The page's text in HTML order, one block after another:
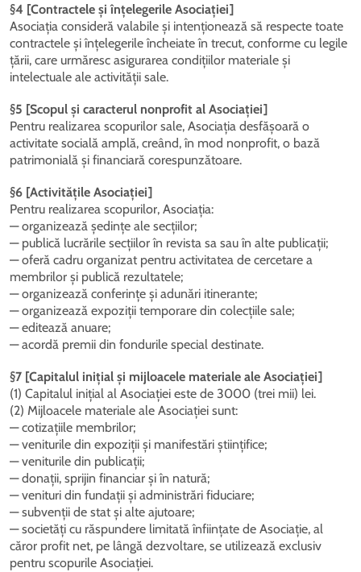
§4 [Contractele și înțelegerile Asociației]
Asociația consideră valabile și intenționează să respecte toate
contractele și înțelegerile încheiate în trecut, conforme cu legile
țării, care urmăresc asigurarea condițiilor materiale și
intelectuale ale activității sale.
§5 [Scopul și caracterul nonprofit al Asociației]
Pentru realizarea scopurilor sale, Asociația desfășoară o
activitate socială amplă, creând, în mod nonprofit, o bază
patrimonială și financiară corespunzătoare.
§6 [Activitățile Asociației]
Pentru realizarea scopurilor, Asociația:
— organizează ședințe ale secțiilor;
— publică lucrările secțiilor în revista sa sau în alte publicații;
— oferă cadru organizat pentru activitatea de cercetare a
membrilor și publică rezultatele;
— organizează conferințe și adunări itinerante;
— organizează expoziții temporare din colecțiile sale;
— editează anuare;
— acordă premii din fondurile special destinate.
§7 [Capitalul inițial și mijloacele materiale ale Asociației]
(1) Capitalul inițial al Asociației este de 3000 (trei mii) lei.
(2) Mijloacele materiale ale Asociației sunt:
— cotizațiile membrilor;
— veniturile din expoziții și manifestări științifice;
— veniturile din publicații;
— donații, sprijin financiar și în natură;
— venituri din fundații și administrări fiduciare;
— subvenții de stat și alte ajutoare;
— societăți cu răspundere limitată înființate de Asociație, al
căror profit net, pe lângă dezvoltare, se utilizează exclusiv
pentru scopurile Asociației.